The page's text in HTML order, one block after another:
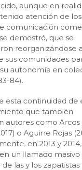
aunque en
atención de los
comunicación
demostró, que se
reorganizándose
sus comunidades
autonomía en
84).
esta continuidad de
que también
autores como Arcos
o Aguirre Rojas
en 2013 y
un llamado masivo
las y los zapatistas